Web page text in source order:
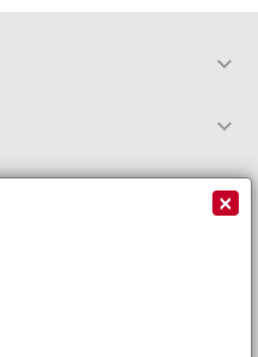



×